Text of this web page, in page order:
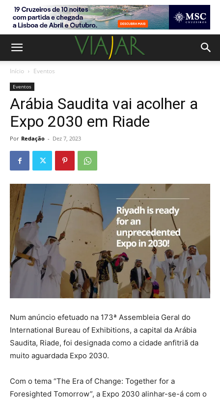
Início Eventos
Eventos
Arábia Saudita vai acolher a
Expo 2030 em Riade
Por Redação - Dez 7, 2023
Num anúncio efetuado na 173ª Assembleia Geral do
International Bureau of Exhibitions, a capital da Arábia
Saudita, Riade, foi designada como a cidade anfitriã da
muito aguardada Expo 2030.
Com o tema “The Era of Change: Together for a
Foresighted Tomorrow”, a Expo 2030 alinhar-se-á com o